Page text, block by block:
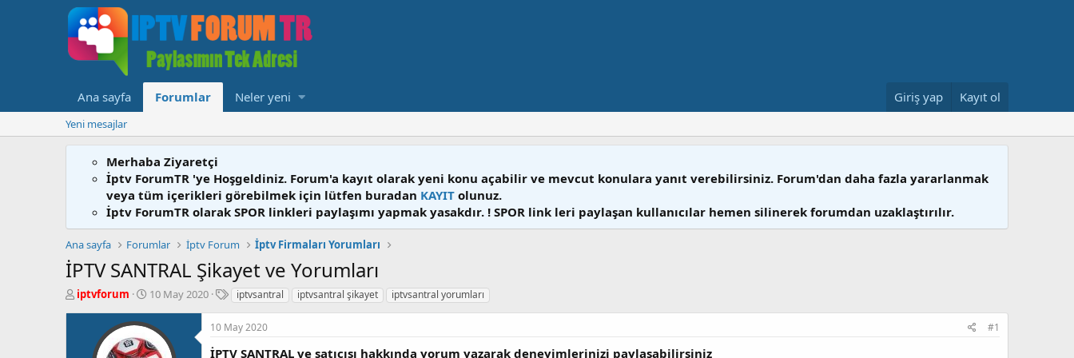
Ana sayfa Forumlar Neler yeni Giriş yap Kayıt ol
Yeni mesajlar
Merhaba Ziyaretçi
İptv ForumTR 'ye Hoşgeldiniz. Forum'a kayıt olarak yeni konu açabilir ve mevcut konulara yanıt verebilirsiniz. Forum'dan daha fazla yararlanmak
veya tüm içerikleri görebilmek için lütfen buradan KAYIT olunuz.
İptv ForumTR olarak SPOR linkleri paylaşımı yapmak yasakdır. ! SPOR link leri paylaşan kullanıcılar hemen silinerek forumdan uzaklaştırılır.
Ana sayfa Forumlar İptv Forum İptv Firmaları Yorumları
İPTV SANTRAL Şikayet ve Yorumları
K
iptvforum
B
ş
a
10 May 2020
E
i
e
iptvsantral iptvsantral şikayet iptvsantral yorumları
10 May 2020 #1
İPTV SANTRAL ve satıcısı hakkında yorum yazarak deneyimlerinizi paylaşabilirsiniz